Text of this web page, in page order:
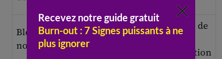
l’oubli
Bloqueur de
notifications
Silence
numérique
Protection de
concentration